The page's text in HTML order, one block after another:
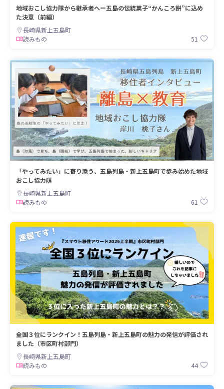
地域おこし協力隊から継承者へー五島の伝統菓子“かんころ餅”に込め
た決意（前編）
長崎県新上五島町
読みもの
51
「やってみたい」に寄り添う、五島列島・新上五島町で歩み始めた地域
おこし協力隊
長崎県新上五島町
読みもの
61
全国３位にランクイン！五島列島・新上五島町の魅力の発信が評価され
ました（市区町村部門）
長崎県新上五島町
読みもの
44